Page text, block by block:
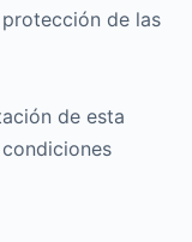
de las
de esta